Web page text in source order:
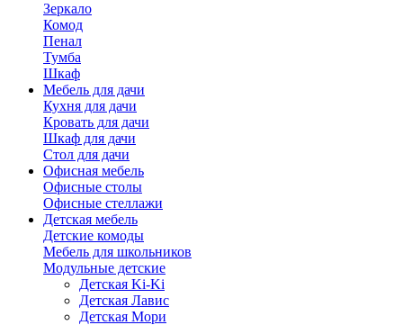
Зеркало
Комод
Пенал
Тумба
Шкаф
Мебель для дачи
Кухня для дачи
Кровать для дачи
Шкаф для дачи
Стол для дачи
Офисная мебель
Офисные столы
Офисные стеллажи
Детская мебель
Детские комоды
Мебель для школьников
Модульные детские
Детская Ki-Ki
Детская Лавис
Детская Мори